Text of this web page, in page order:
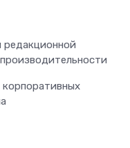
корпоративных